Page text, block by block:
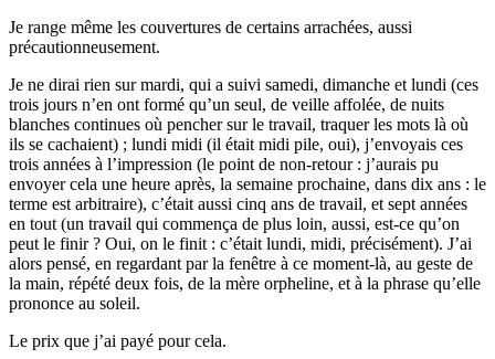
Je range même les couvertures de certains arrachées, aussi
précautionneusement.
Je ne dirai rien sur mardi, qui a suivi samedi, dimanche et lundi (ces
trois jours n’en ont formé qu’un seul, de veille affolée, de nuits
blanches continues où pencher sur le travail, traquer les mots là où
ils se cachaient) ; lundi midi (il était midi pile, oui), j’envoyais ces
trois années à l’impression (le point de non-retour : j’aurais pu
envoyer cela une heure après, la semaine prochaine, dans dix ans : le
terme est arbitraire), c’était aussi cinq ans de travail, et sept années
en tout (un travail qui commença de plus loin, aussi, est-ce qu’on
peut le finir ? Oui, on le finit : c’était lundi, midi, précisément). J’ai
alors pensé, en regardant par la fenêtre à ce moment-là, au geste de
la main, répété deux fois, de la mère orpheline, et à la phrase qu’elle
prononce au soleil.
Le prix que j’ai payé pour cela.